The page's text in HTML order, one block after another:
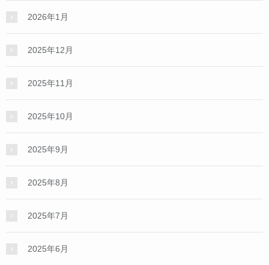
2026年1月
2025年12月
2025年11月
2025年10月
2025年9月
2025年8月
2025年7月
2025年6月